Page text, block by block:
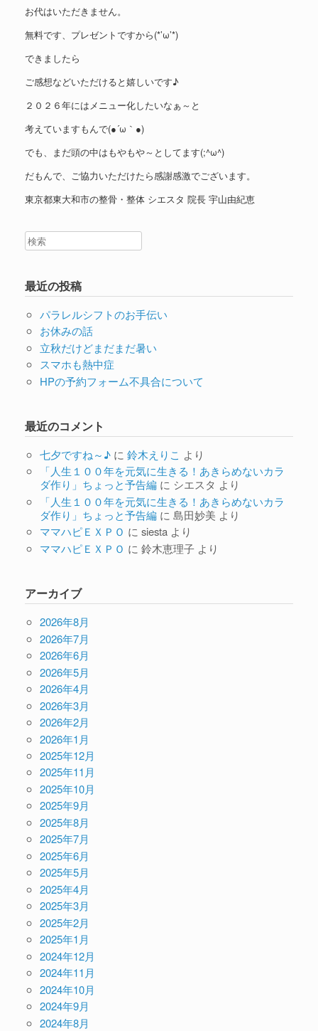
お代はいただきません。
無料です、プレゼントですから(*’ω’*)
できましたら
ご感想などいただけると嬉しいです♪
２０２６年にはメニュー化したいなぁ～と
考えていますもんで(●´ω｀●)
でも、まだ頭の中はもやもや～としてます(;^ω^)
だもんで、ご協力いただけたら感謝感激でございます。
東京都東大和市の整骨・整体 シエスタ 院長 宇山由紀恵
最近の投稿
パラレルシフトのお手伝い
お休みの話
立秋だけどまだまだ暑い
スマホも熱中症
HPの予約フォーム不具合について
最近のコメント
七夕ですね～♪に 鈴木えりこ より
「人生１００年を元気に生きる！あきらめないカラ
ダ作り」ちょっと予告編に シエスタ より
「人生１００年を元気に生きる！あきらめないカラ
ダ作り」ちょっと予告編に 島田妙美 より
ママハピＥＸＰＯ に siestaより
ママハピＥＸＰＯ に 鈴木恵理子より
アーカイブ
2026年8月
2026年7月
2026年6月
2026年5月
2026年4月
2026年3月
2026年2月
2026年1月
2025年12月
2025年11月
2025年10月
2025年9月
2025年8月
2025年7月
2025年6月
2025年5月
2025年4月
2025年3月
2025年2月
2025年1月
2024年12月
2024年11月
2024年10月
2024年9月
2024年8月